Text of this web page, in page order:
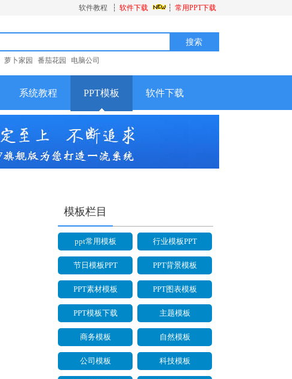
软件教程 ┆ 软件下载 ┆ 常用PPT下载
萝卜家园 番茄花园 电脑公司
系统教程 PPT模板 软件下载
模板栏目
ppt常用模板 行业模板PPT
节日模板PPT PPT背景模板
PPT素材模板 PPT图表模板
PPT模板下载 主题模板
商务模板 自然模板
公司模板 科技模板